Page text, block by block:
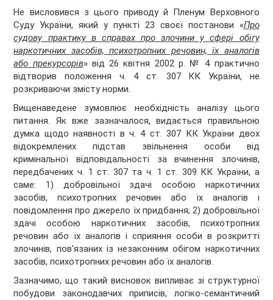
Не висловився з цього приводу й Пленум Верховного
Суду України, який у пункті 23 своєї постанови «Про
судову практику в справах про злочини у сфері обігу
наркотичних засобів, психотропних речовин, їх аналогів
або прекурсорів» від 26 квітня 2002 р. № 4 практично
відтворив положення ч. 4 ст. 307 КК України, не
розкриваючи змісту норми.
Вищенаведене зумовлює необхідність аналізу цього
питання. Як вже зазначалося, видається правильною
думка щодо наявності в ч. 4 ст. 307 КК України двох
відокремлених підстав звільнення особи від
кримінальної відповідальності за вчинення злочинів,
передбачених ч. 1 ст. 307 та ч. 1 ст. 309 КК України, а
саме: 1) добровільної здачі особою наркотичних
засобів, психотропних речовин або їх аналогів і
повідомлення про джерело їх придбання; 2) добровільної
здачі особою наркотичних засобів, психотропних
речовин або їх аналогів і сприяння особи в розкритті
злочинів, пов'язаних із незаконним обігом наркотичних
засобів, психотропних речовин або їх аналогів.
Зазначимо, що такий висновок випливає зі структурної
побудови законодавчих приписів, логіко-семантичний